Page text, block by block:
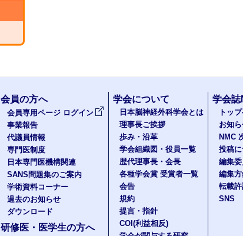
会員の方へ
会員専用ページ ログイン
事業報告
代議員情報
専門医制度
日本専門医機構関連
SANS問題集のご案内
学術資料コーナー
過去のお知らせ
ダウンロード
研修医・医学生の方へ
学会について
日本脳神経外科学会とは
理事長ご挨拶
歩み・沿革
学会組織図・役員一覧
歴代理事長・会長
各種学会賞 受賞者一覧
会告
規約
提言・指針
COI(利益相反)
学会誌
トッ
お知
NMC
投稿
編集
編集
転載
SNS